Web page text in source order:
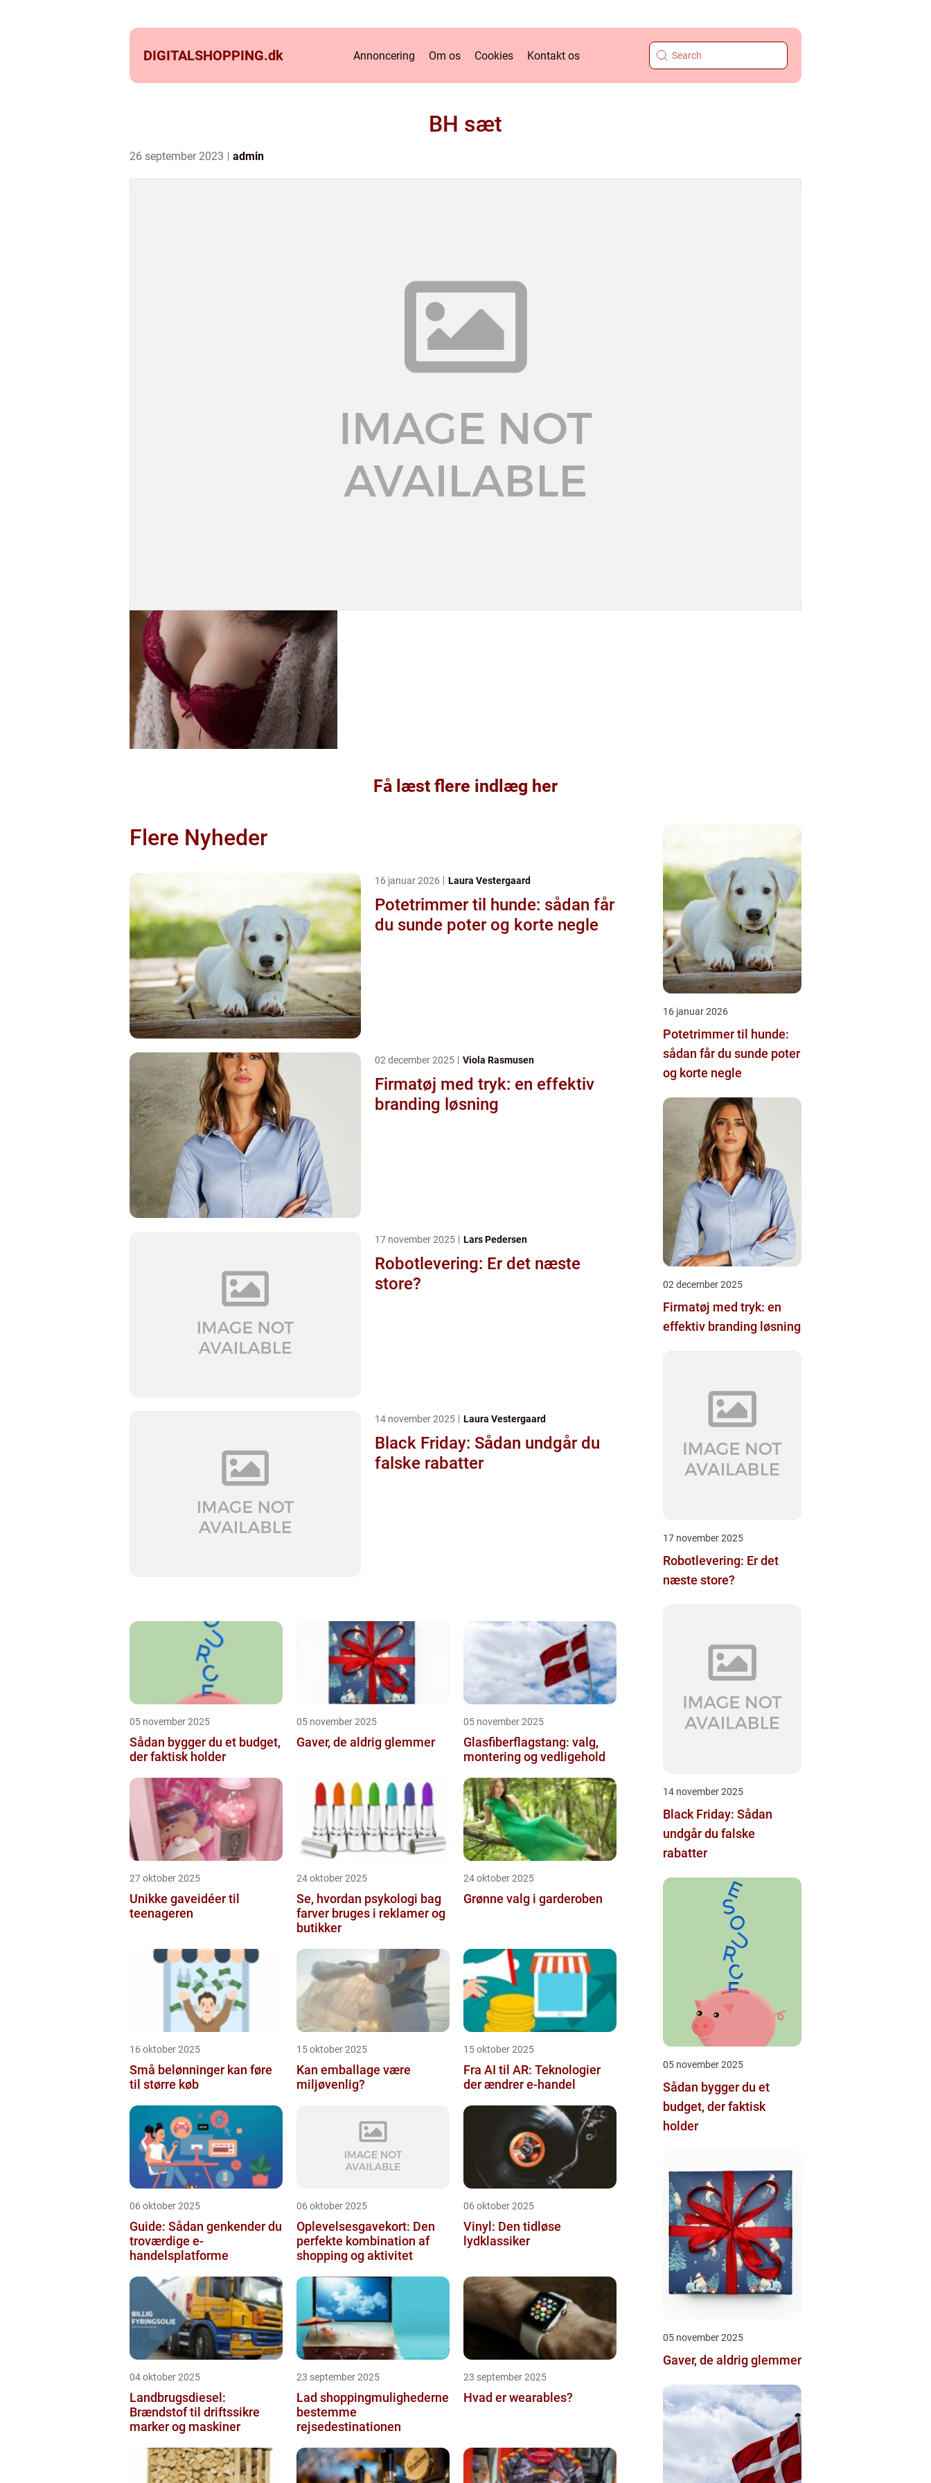
DIGITALSHOPPING.dk Annoncering Om os Cookies Kontakt os
BH sæt
26 september 2023 admin
Få læst flere indlæg her
Flere Nyheder
16 januar 2026 Laura Vestergaard
Potetrimmer til hunde: sådan får
du sunde poter og korte negle
02 december 2025 Viola Rasmusen
Firmatøj med tryk: en effektiv
branding løsning
17 november 2025 Lars Pedersen
Robotlevering: Er det næste
store?
14 november 2025 Laura Vestergaard
Black Friday: Sådan undgår du
falske rabatter
05 november 2025
Sådan bygger du et budget,
der faktisk holder
05 november 2025
Gaver, de aldrig glemmer
05 november 2025
Glasfiberflagstang: valg,
montering og vedligehold
27 oktober 2025
Unikke gaveidéer til
teenageren
24 oktober 2025
Se, hvordan psykologi bag
farver bruges i reklamer og
butikker
24 oktober 2025
Grønne valg i garderoben
16 oktober 2025
Små belønninger kan føre
til større køb
15 oktober 2025
Kan emballage være
miljøvenlig?
15 oktober 2025
Fra AI til AR: Teknologier
der ændrer e-handel
06 oktober 2025
Guide: Sådan genkender du
troværdige e-
handelsplatforme
06 oktober 2025
Oplevelsesgavekort: Den
perfekte kombination af
shopping og aktivitet
06 oktober 2025
Vinyl: Den tidløse
lydklassiker
04 oktober 2025
Landbrugsdiesel:
Brændstof til driftssikre
marker og maskiner
23 september 2025
Lad shoppingmulighederne
bestemme
rejsedestinationen
23 september 2025
Hvad er wearables?
16 januar 2026
Potetrimmer til hunde:
sådan får du sunde poter
og korte negle
02 december 2025
Firmatøj med tryk: en
effektiv branding løsning
17 november 2025
Robotlevering: Er det
næste store?
14 november 2025
Black Friday: Sådan
undgår du falske
rabatter
05 november 2025
Sådan bygger du et
budget, der faktisk
holder
05 november 2025
Gaver, de aldrig glemmer